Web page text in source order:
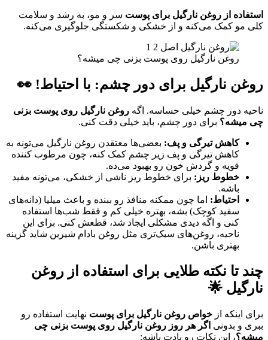
استفاده از روغن نارگیل برای پوست سر و مو، به رشد و سلامت
کلی مو کمک می‌کنه و از خشکی و شکستگی جلوگیری می‌کنه.
روغن نارگیل روی پوست بزنی چی میشه؟
روغن نارگیل برای دور چشم: با احتیاط! 👀
ناحیه دور چشم خیلی حساسه. اگه روغن نارگیل روی پوست بزنی
چی میشه؟ برای دور چشم، باید خیلی دقت کنی.
کاهش تیرگی و پف: بعضی‌ها معتقدن روغن نارگیل می‌تونه به
کاهش تیرگی و پف زیر چشم کمک کنه، چون مرطوب کننده
قویه و گردش خون رو بهبود می‌ده.
خطوط ریز: برای خطوط ریز ناشی از خشکی، می‌تونه مفید
باشه.
احتیاط: اما چون ممکنه منافذ رو ببنده و باعث میلیا (دانه‌های
سفید کوچک) بشه، بهتره خیلی کم و فقط شب‌ها استفاده
کنی و اگه دیدی مشکلی ایجاد شد، قطعش کنی. برای این
ناحیه، روغن‌های سبک‌تری مثل روغن بادام شیرین شاید گزینه
بهتری باشن.
چند تا نکته طلایی برای استفاده از روغن
نارگیل 🌟
برای اینکه از خواص روغن نارگیل برای پوست نهایت استفاده رو
ببری و بدونی اگر هر روز روغن نارگیل روی پوست بزنی چی
میشه؟، این نکات رو یادت باشه: